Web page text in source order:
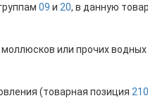
09 и 20, в данную
или прочих
(товарная позиция